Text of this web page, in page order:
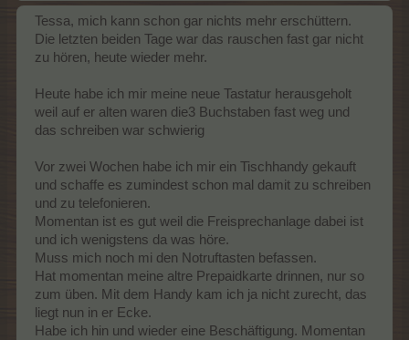
Tessa, mich kann schon gar nichts mehr erschüttern.
Die letzten beiden Tage war das rauschen fast gar nicht
zu hören, heute wieder mehr.
Heute habe ich mir meine neue Tastatur herausgeholt
weil auf er alten waren die3 Buchstaben fast weg und
das schreiben war schwierig
Vor zwei Wochen habe ich mir ein Tischhandy gekauft
und schaffe es zumindest schon mal damit zu schreiben
und zu telefonieren.
Momentan ist es gut weil die Freisprechanlage dabei ist
und ich wenigstens da was höre.
Muss mich noch mi den Notruftasten befassen.
Hat momentan meine altre Prepaidkarte drinnen, nur so
zum üben. Mit dem Handy kam ich ja nicht zurecht, das
liegt nun in er Ecke.
Habe ich hin und wieder eine Beschäftigung. Momentan